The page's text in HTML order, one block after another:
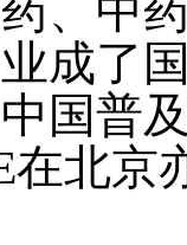
、中
成了
国普
在北京